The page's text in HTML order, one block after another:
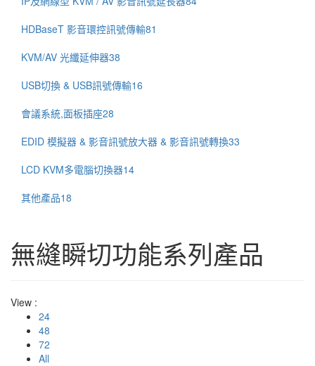
HDBaseT 影音環控訊號傳輸81
KVM/AV 光纖延伸器38
USB切換 & USB訊號傳輸16
會議系統,面板插座28
EDID 模擬器 & 影音訊號放大器 & 影音訊號轉換33
LCD KVM多電腦切換器14
其他產品18
無縫瞬切功能系列產品
View :
24
48
72
All